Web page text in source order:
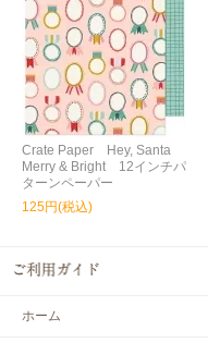
Crate Paper Hey, Santa
Merry & Bright 12インチパ
ターンペーパー
125円(税込)
ホーム